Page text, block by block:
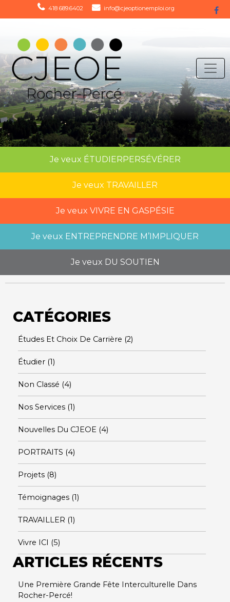
418 689.6402 info@cjeoptionemploi.org
Je veux ÉTUDIERPERSÉVÉRER
Je veux TRAVAILLER
Je veux VIVRE EN GASPÉSIE
Je veux ENTREPRENDRE M’IMPLIQUER
Je veux DU SOUTIEN
CATÉGORIES
Études Et Choix De Carrière (2)
Étudier (1)
Non Classé (4)
Nos Services (1)
Nouvelles Du CJEOE (4)
PORTRAITS (4)
Projets (8)
Témoignages (1)
TRAVAILLER (1)
Vivre ICI (5)
ARTICLES RÉCENTS
Une Première Grande Fête Interculturelle Dans
Rocher-Percé!